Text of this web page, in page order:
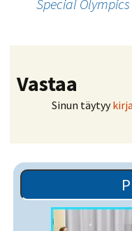
Special
Vastaa
Sinun täytyy